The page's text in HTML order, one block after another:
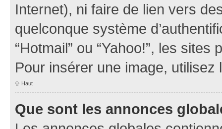
Internet), ni faire de lien vers
quelconque système
“Hotmail” ou “Yahoo!”, les
Pour insérer une image, utilisez
Haut
Que sont les annonces